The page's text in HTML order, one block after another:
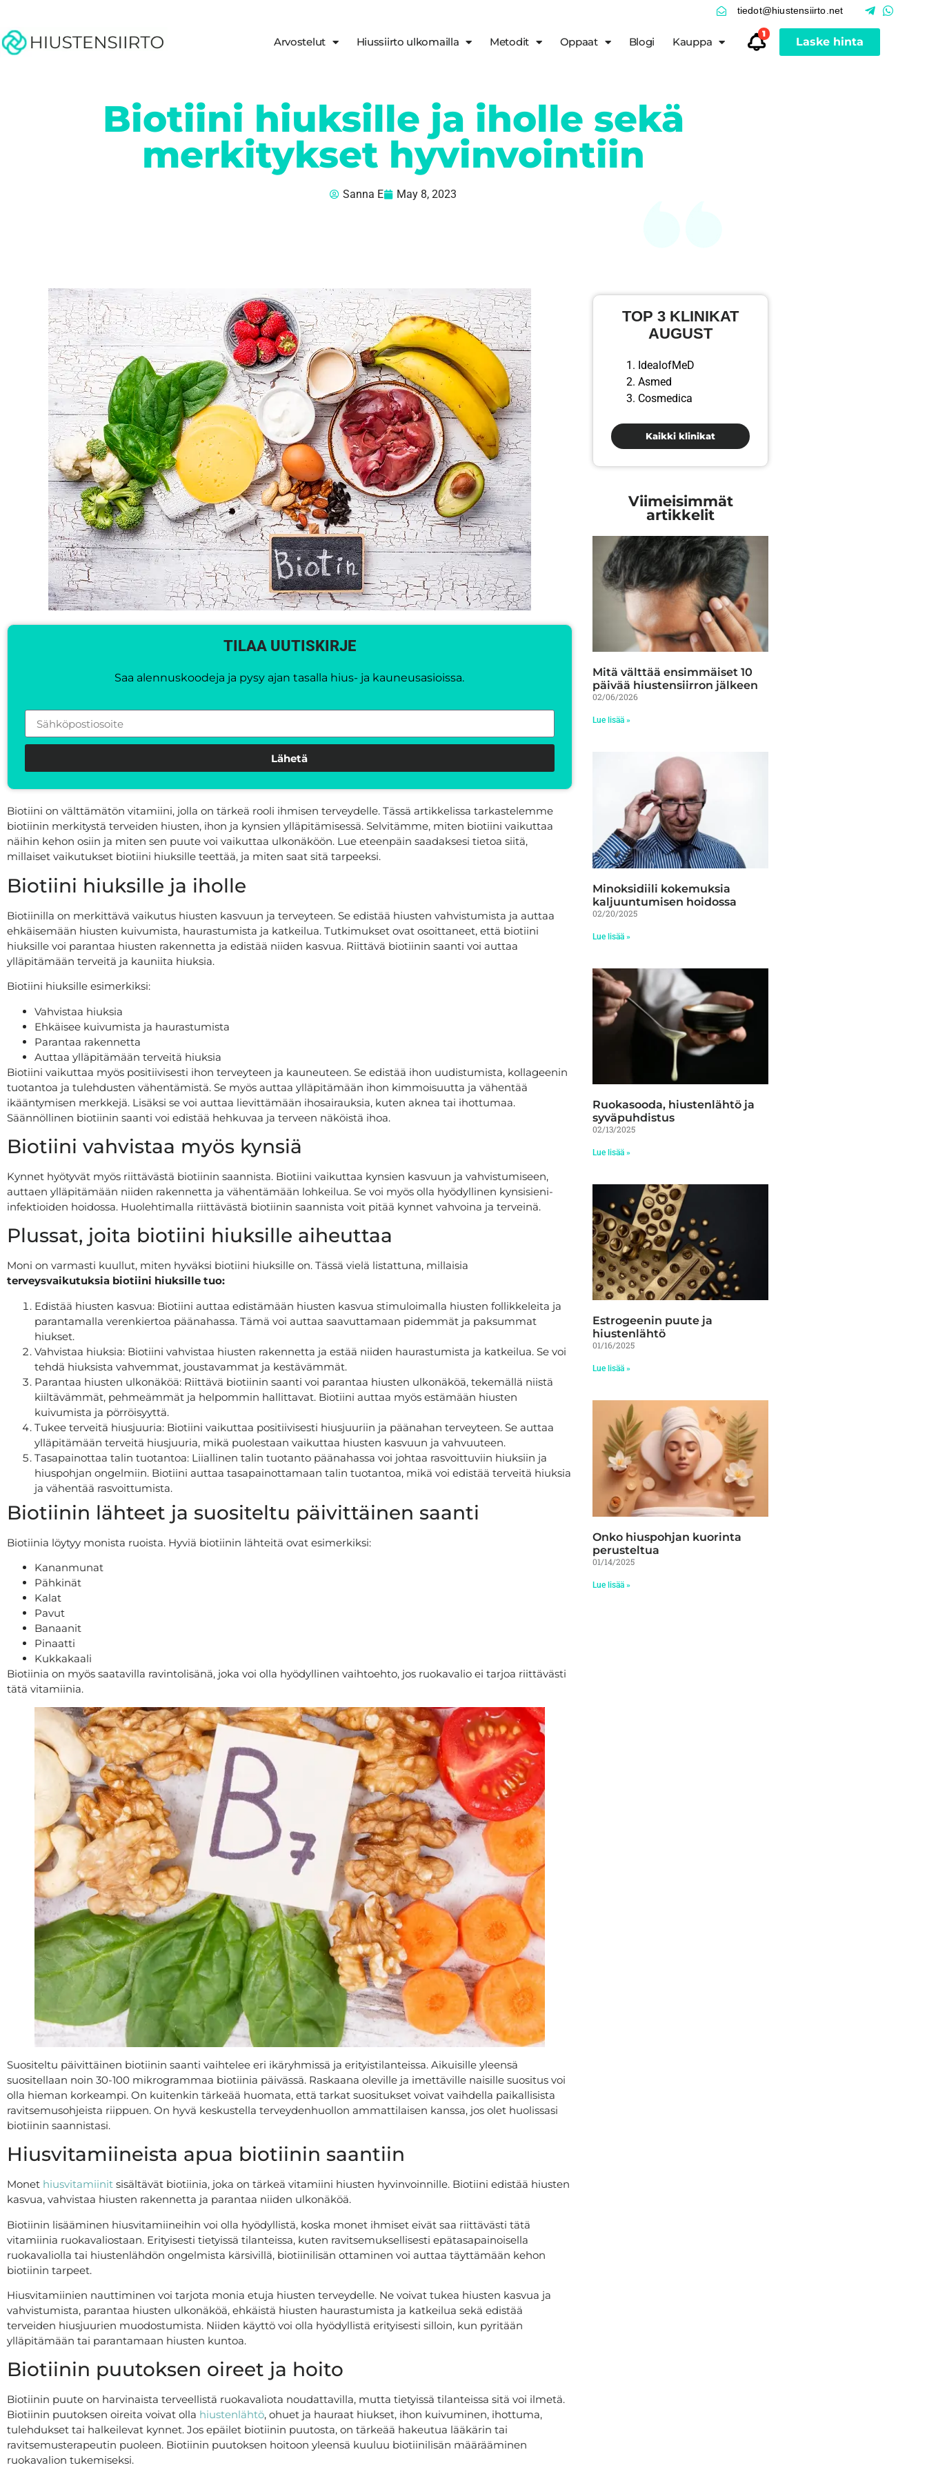
tiedot@hiustensiirto.net
Arvostelut Hiussiirto ulkomailla Metodit Oppaat Blogi Kauppa
1
Laske hinta
Biotiini hiuksille ja iholle sekä
merkitykset hyvinvointiin
Sanna E May 8, 2023
TILAA UUTISKIRJE
Saa alennuskoodeja ja pysy ajan tasalla hius- ja kauneusasioissa.
Lähetä
Biotiini on välttämätön vitamiini, jolla on tärkeä rooli ihmisen terveydelle. Tässä artikkelissa tarkastelemme
biotiinin merkitystä terveiden hiusten, ihon ja kynsien ylläpitämisessä. Selvitämme, miten biotiini vaikuttaa
näihin kehon osiin ja miten sen puute voi vaikuttaa ulkonäköön. Lue eteenpäin saadaksesi tietoa siitä,
millaiset vaikutukset biotiini hiuksille teettää, ja miten saat sitä tarpeeksi.
Biotiini hiuksille ja iholle
Biotiinilla on merkittävä vaikutus hiusten kasvuun ja terveyteen. Se edistää hiusten vahvistumista ja auttaa
ehkäisemään hiusten kuivumista, haurastumista ja katkeilua. Tutkimukset ovat osoittaneet, että biotiini
hiuksille voi parantaa hiusten rakennetta ja edistää niiden kasvua. Riittävä biotiinin saanti voi auttaa
ylläpitämään terveitä ja kauniita hiuksia.
Biotiini hiuksille esimerkiksi:
Vahvistaa hiuksia
Ehkäisee kuivumista ja haurastumista
Parantaa rakennetta
Auttaa ylläpitämään terveitä hiuksia
Biotiini vaikuttaa myös positiivisesti ihon terveyteen ja kauneuteen. Se edistää ihon uudistumista, kollageenin
tuotantoa ja tulehdusten vähentämistä. Se myös auttaa ylläpitämään ihon kimmoisuutta ja vähentää
ikääntymisen merkkejä. Lisäksi se voi auttaa lievittämään ihosairauksia, kuten aknea tai ihottumaa.
Säännöllinen biotiinin saanti voi edistää hehkuvaa ja terveen näköistä ihoa.
Biotiini vahvistaa myös kynsiä
Kynnet hyötyvät myös riittävästä biotiinin saannista. Biotiini vaikuttaa kynsien kasvuun ja vahvistumiseen,
auttaen ylläpitämään niiden rakennetta ja vähentämään lohkeilua. Se voi myös olla hyödyllinen kynsisieni-
infektioiden hoidossa. Huolehtimalla riittävästä biotiinin saannista voit pitää kynnet vahvoina ja terveinä.
Plussat, joita biotiini hiuksille aiheuttaa
Moni on varmasti kuullut, miten hyväksi biotiini hiuksille on. Tässä vielä listattuna, millaisia
terveysvaikutuksia biotiini hiuksille tuo:
Edistää hiusten kasvua: Biotiini auttaa edistämään hiusten kasvua stimuloimalla hiusten follikkeleita ja
parantamalla verenkiertoa päänahassa. Tämä voi auttaa saavuttamaan pidemmät ja paksummat
hiukset.
Vahvistaa hiuksia: Biotiini vahvistaa hiusten rakennetta ja estää niiden haurastumista ja katkeilua. Se voi
tehdä hiuksista vahvemmat, joustavammat ja kestävämmät.
Parantaa hiusten ulkonäköä: Riittävä biotiinin saanti voi parantaa hiusten ulkonäköä, tekemällä niistä
kiiltävämmät, pehmeämmät ja helpommin hallittavat. Biotiini auttaa myös estämään hiusten
kuivumista ja pörröisyyttä.
Tukee terveitä hiusjuuria: Biotiini vaikuttaa positiivisesti hiusjuuriin ja päänahan terveyteen. Se auttaa
ylläpitämään terveitä hiusjuuria, mikä puolestaan vaikuttaa hiusten kasvuun ja vahvuuteen.
Tasapainottaa talin tuotantoa: Liiallinen talin tuotanto päänahassa voi johtaa rasvoittuviin hiuksiin ja
hiuspohjan ongelmiin. Biotiini auttaa tasapainottamaan talin tuotantoa, mikä voi edistää terveitä hiuksia
ja vähentää rasvoittumista.
Biotiinin lähteet ja suositeltu päivittäinen saanti
Biotiinia löytyy monista ruoista. Hyviä biotiinin lähteitä ovat esimerkiksi:
Kananmunat
Pähkinät
Kalat
Pavut
Banaanit
Pinaatti
Kukkakaali
Biotiinia on myös saatavilla ravintolisänä, joka voi olla hyödyllinen vaihtoehto, jos ruokavalio ei tarjoa riittävästi
tätä vitamiinia.
Suositeltu päivittäinen biotiinin saanti vaihtelee eri ikäryhmissä ja erityistilanteissa. Aikuisille yleensä
suositellaan noin 30-100 mikrogrammaa biotiinia päivässä. Raskaana oleville ja imettäville naisille suositus voi
olla hieman korkeampi. On kuitenkin tärkeää huomata, että tarkat suositukset voivat vaihdella paikallisista
ravitsemusohjeista riippuen. On hyvä keskustella terveydenhuollon ammattilaisen kanssa, jos olet huolissasi
biotiinin saannistasi.
Hiusvitamiineista apua biotiinin saantiin
Monet hiusvitamiinit sisältävät biotiinia, joka on tärkeä vitamiini hiusten hyvinvoinnille. Biotiini edistää hiusten
kasvua, vahvistaa hiusten rakennetta ja parantaa niiden ulkonäköä.
Biotiinin lisääminen hiusvitamiineihin voi olla hyödyllistä, koska monet ihmiset eivät saa riittävästi tätä
vitamiinia ruokavaliostaan. Erityisesti tietyissä tilanteissa, kuten ravitsemuksellisesti epätasapainoisella
ruokavaliolla tai hiustenlähdön ongelmista kärsivillä, biotiinilisän ottaminen voi auttaa täyttämään kehon
biotiinin tarpeet.
Hiusvitamiinien nauttiminen voi tarjota monia etuja hiusten terveydelle. Ne voivat tukea hiusten kasvua ja
vahvistumista, parantaa hiusten ulkonäköä, ehkäistä hiusten haurastumista ja katkeilua sekä edistää
terveiden hiusjuurien muodostumista. Niiden käyttö voi olla hyödyllistä erityisesti silloin, kun pyritään
ylläpitämään tai parantamaan hiusten kuntoa.
Biotiinin puutoksen oireet ja hoito
Biotiinin puute on harvinaista terveellistä ruokavaliota noudattavilla, mutta tietyissä tilanteissa sitä voi ilmetä.
Biotiinin puutoksen oireita voivat olla hiustenlähtö, ohuet ja hauraat hiukset, ihon kuivuminen, ihottuma,
tulehdukset tai halkeilevat kynnet. Jos epäilet biotiinin puutosta, on tärkeää hakeutua lääkärin tai
ravitsemusterapeutin puoleen. Biotiinin puutoksen hoitoon yleensä kuuluu biotiinilisän määrääminen
ruokavalion tukemiseksi.
TOP 3 KLINIKAT
AUGUST
IdealofMeD
Asmed
Cosmedica
Kaikki klinikat
Viimeisimmät
artikkelit
Mitä välttää ensimmäiset 10
päivää hiustensiirron jälkeen
02/06/2026
Lue lisää »
Minoksidiili kokemuksia
kaljuuntumisen hoidossa
02/20/2025
Lue lisää »
Ruokasooda, hiustenlähtö ja
syväpuhdistus
02/13/2025
Lue lisää »
Estrogeenin puute ja
hiustenlähtö
01/16/2025
Lue lisää »
Onko hiuspohjan kuorinta
perusteltua
01/14/2025
Lue lisää »